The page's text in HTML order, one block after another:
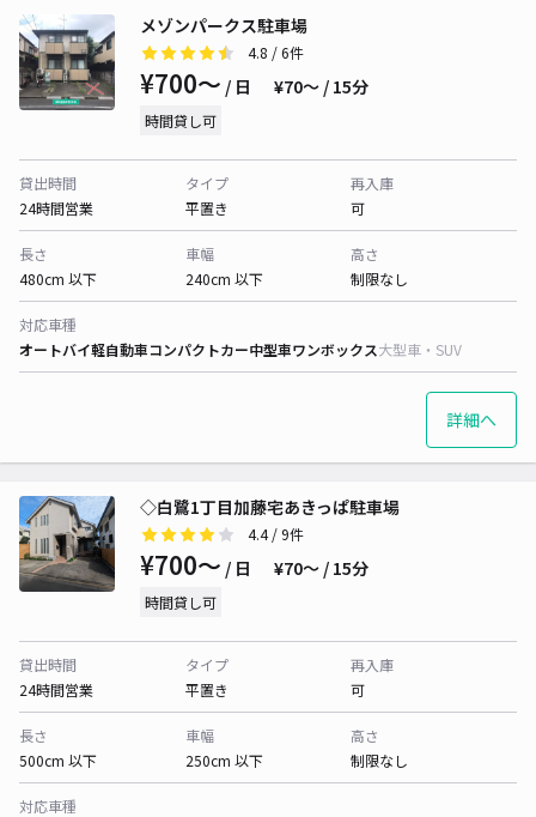
メゾンパークス駐車場
4.8 / 6件
¥700〜 / 日 ¥70〜 / 15分
時間貸し可
貸出時間
24時間営業
タイプ
平置き
再入庫
可
長さ
480cm 以下
車幅
240cm 以下
高さ
制限なし
対応車種
オートバイ軽自動車コンパクトカー中型車ワンボックス大型車・SUV
詳細へ
◇白鷺1丁目加藤宅あきっぱ駐車場
4.4/ 9件
¥700〜 / 日 ¥70〜 / 15分
時間貸し可
貸出時間
24時間営業
タイプ
平置き
再入庫
可
長さ
500cm 以下
車幅
250cm 以下
高さ
制限なし
対応車種